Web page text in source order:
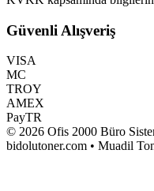
Güvenli Alışveriş
VISA
MC
TROY
AMEX
PayTR
© 2026 Ofis 2000 Büro
bidolutoner.com • Muadil